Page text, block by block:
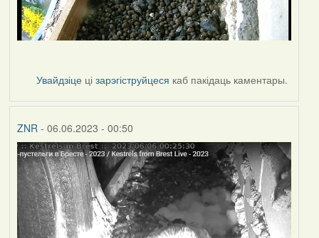
Увайдзіце цізарэгіструйцеся каб пакідаць каментары.
ZNR - 06.06.2023 - 00:50